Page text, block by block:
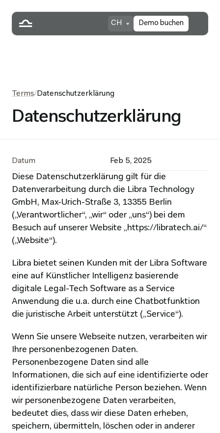
Demo buchen
CH
Terms/Datenschutzerklärung
Datenschutzerklärung
Datum Feb 5, 2025
Diese Datenschutzerklärung gilt für die
Datenverarbeitung durch die Libra Technology
GmbH, Max-Urich-Straße 3, 13355 Berlin
(„Verantwortlicher“, „wir“ oder „uns“) bei dem
Besuch auf unserer Website „https://libratech.ai/“
(„Website“).
Libra bietet seinen Kunden mit der Libra Software
eine auf Künstlicher Intelligenz basierende
digitale Legal-Tech Software as a Service
Anwendung die u.a. durch eine Chatbotfunktion
die juristische Arbeit unterstützt („Service“).
Wenn Sie unsere Webseite nutzen, verarbeiten wir
Ihre personenbezogenen Daten.
Personenbezogene Daten sind alle
Informationen, die sich auf eine identifizierte oder
identifizierbare natürliche Person beziehen. Wenn
wir personenbezogene Daten verarbeiten,
bedeutet dies, dass wir diese Daten erheben,
speichern, übermitteln, löschen oder in anderer